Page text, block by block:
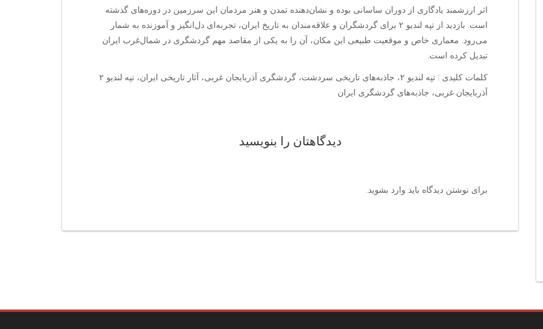
اثر ارزشمند یادگاری از دوران ساسانی بوده و نشان‌دهنده تمدن و هنر مردمان این سرزمین در دوره‌های گذشته
است. بازدید از تپه لندیو ۲ برای گردشگران و علاقه‌مندان به تاریخ ایران، تجربه‌ای دل‌انگیز و آموزنده به شمار
می‌رود. معماری خاص و موقعیت طبیعی این مکان، آن را به یکی از مقاصد مهم گردشگری در شمال‌غرب ایران
تبدیل کرده است.
کلمات کلیدی : تپه لندیو ۲، جاذبه‌های تاریخی سردشت، گردشگری آذربایجان غربی، آثار تاریخی ایران، تپه لندیو ۲
آذربایجان غربی، جاذبه‌های گردشگری ایران
دیدگاهتان را بنویسید
برای نوشتن دیدگاه باید وارد بشوید